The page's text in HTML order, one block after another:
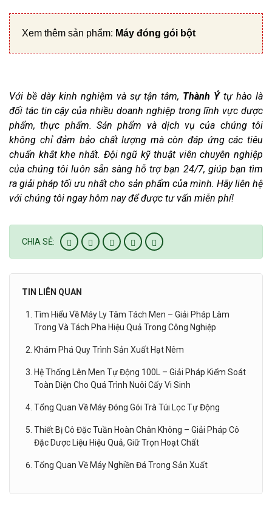
Xem thêm sản phẩm: Máy đóng gói bột
Với bề dày kinh nghiệm và sự tận tâm, Thành Ýtự hào là
đối tác tin cậy của nhiều doanh nghiệp trong lĩnh vực dược
phẩm, thực phẩm. Sản phẩm và dịch vụ của chúng tôi
không chỉ đảm bảo chất lượng mà còn đáp ứng các tiêu
chuẩn khắt khe nhất. Đội ngũ kỹ thuật viên chuyên nghiệp
của chúng tôi luôn sẵn sàng hỗ trợ bạn 24/7, giúp bạn tìm
ra giải pháp tối ưu nhất cho sản phẩm của mình. Hãy liên hệ
với chúng tôi ngay hôm nay để được tư vấn miễn phí!
CHIA SẺ:
TIN LIÊN QUAN
Tìm Hiểu Về Máy Ly Tâm Tách Men – Giải Pháp Làm
Trong Và Tách Pha Hiệu Quả Trong Công Nghiệp
Khám Phá Quy Trình Sản Xuất Hạt Nêm
Hệ Thống Lên Men Tự Động 100L – Giải Pháp Kiểm Soát
Toàn Diện Cho Quá Trình Nuôi Cấy Vi Sinh
Tổng Quan Về Máy Đóng Gói Trà Túi Lọc Tự Động
Thiết Bị Cô Đặc Tuần Hoàn Chân Không – Giải Pháp Cô
Đặc Dược Liệu Hiệu Quả, Giữ Trọn Hoạt Chất
Tổng Quan Về Máy Nghiền Đá Trong Sản Xuất